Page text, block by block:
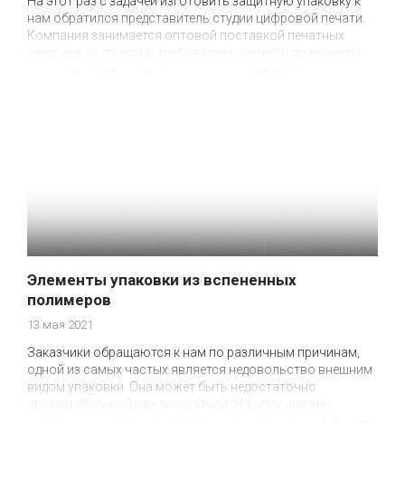
нам обратился представитель студии цифровой печати.
Компания занимается оптовой поставкой печатных
Элементы упаковки из вспененных
полимеров
13 мая 2021
Заказчики обращаются к нам по различным причинам,
одной из самых частых является недовольство внешним
видом упаковки. Она может быть недостаточно